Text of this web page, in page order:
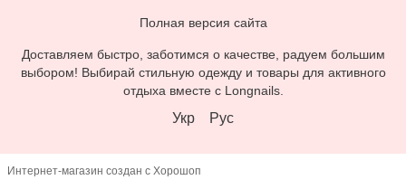
Полная версия сайта
Доставляем быстро, заботимся о качестве, радуем большим
выбором! Выбирай стильную одежду и товары для активного
отдыха вместе с Longnails.
Укр Рус
Интернет-магазин создан с Хорошоп